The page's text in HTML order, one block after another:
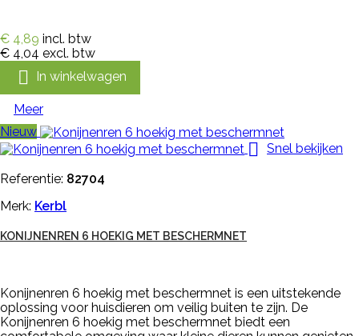
€ 4,89 incl. btw
€ 4,04 excl. btw
 In winkelwagen
Meer
Nieuw
 Snel bekijken
Referentie: 82704
Merk: Kerbl
KONIJNENREN 6 HOEKIG MET BESCHERMNET
Konijnenren 6 hoekig met beschermnet is een uitstekende
oplossing voor huisdieren om veilig buiten te zijn. De
Konijnenren 6 hoekig met beschermnet biedt een